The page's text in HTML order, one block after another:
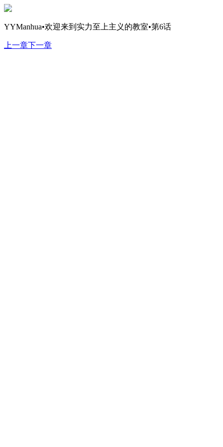
YYManhua•欢迎来到实力至上主义的教室•第6话
上一章下一章